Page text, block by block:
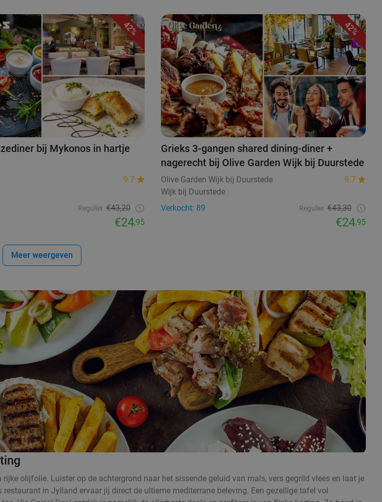
42%
bij Mykonos in hartje
9.7
Regulier €43,20
€24,95
42%
Grieks 3-gangen shared dining-diner +
nagerecht bij Olive Garden Wijk bij Duurstede
Olive Garden Wijk bij Duurstede
9.7
Wijk bij Duurstede
Verkocht: 89
Regulier €43,30
€24,95
Meer weergeven
olijfolie. Luister op de achtergrond naar het sissende geluid van mals, vers gegrild vlees en laat je
in Jylland ervaar jij direct de ultieme mediterrane beleving. Een gezellige tafel vol